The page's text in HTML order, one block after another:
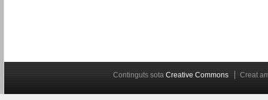
Continguts sotaCreative Commons Creat